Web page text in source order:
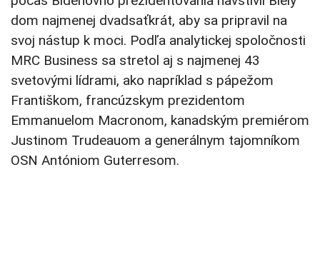
dom najmenej dvadsaťkrát, aby sa pripravil na
svoj nástup k moci. Podľa analytickej spoločnosti
MRC Business sa stretol aj s najmenej 43
svetovými lídrami, ako napríklad s pápežom
Františkom, francúzskym prezidentom
Emmanuelom Macronom, kanadským premiérom
Justinom Trudeauom a generálnym tajomníkom
OSN Antóniom Guterresom.